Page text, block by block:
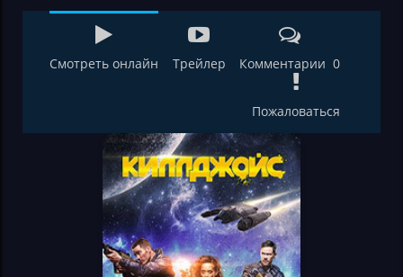
Смотреть онлайн Трейлер Комментарии 0
Пожаловаться